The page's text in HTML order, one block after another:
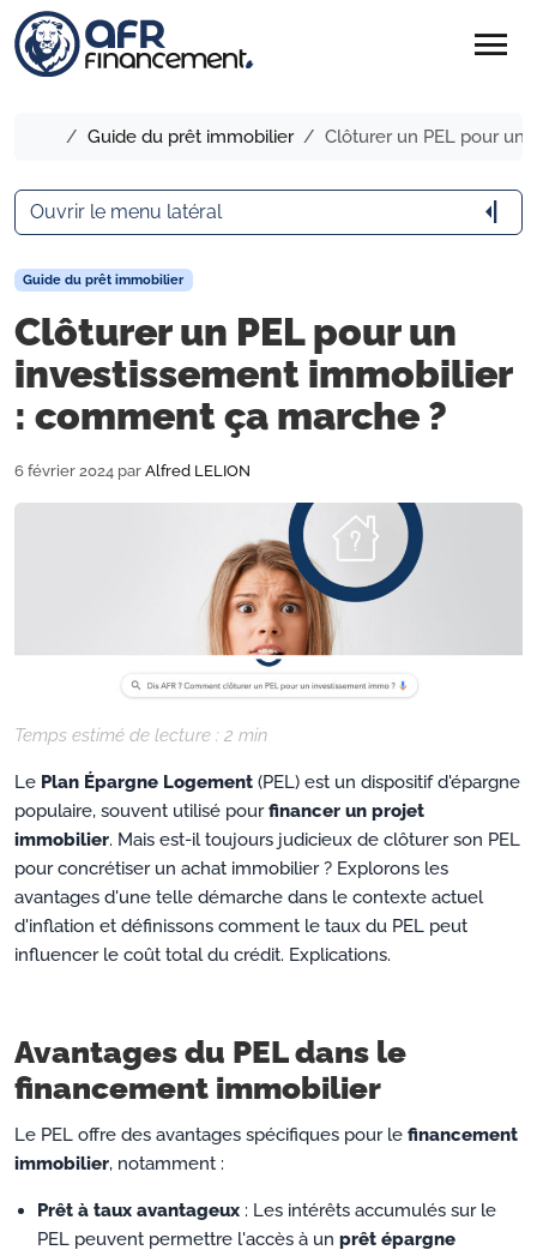
menu
Accueil
Guide du prêt immobilier Clôturer un PEL pour un
Guide du prêt immobilier
Clôturer un PEL pour un
investissement immobilier
: comment ça marche ?
6 février 2024 par Alfred LELION
Temps estimé de lecture : 2 min
Le Plan Épargne Logement (PEL) est un dispositif d'épargne
populaire, souvent utilisé pourfinancer un projet
immobilier. Mais est-il toujours judicieux de clôturer son PEL
pour concrétiser un achat immobilier ? Explorons les
avantages d'une telle démarche dans le contexte actuel
d'inflation et définissons comment le taux du PEL peut
influencer le coût total du crédit. Explications.
Avantages du PEL dans le
financement immobilier
Le PEL offre des avantages spécifiques pour le financement
immobilier, notamment :
Prêt à taux avantageux : Les intérêts accumulés sur le
PEL peuvent permettre l'accès à unprêt épargne
Ouvrir le menu latéral arrow_menu_close